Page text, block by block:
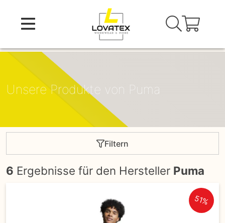
content
Unsere Produkte von Puma
Filtern
6 Ergebnisse für den Hersteller Puma
51%